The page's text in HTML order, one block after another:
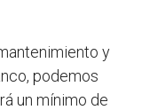
y
podemos
un mínimo de